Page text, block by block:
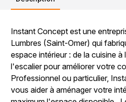
Instant Concept est une
Lumbres (Saint-Omer) qui
espace intérieur : de la cuisine
l'escalier pour améliorer votre
Professionnel ou particulier,
vous aider à aménager votre